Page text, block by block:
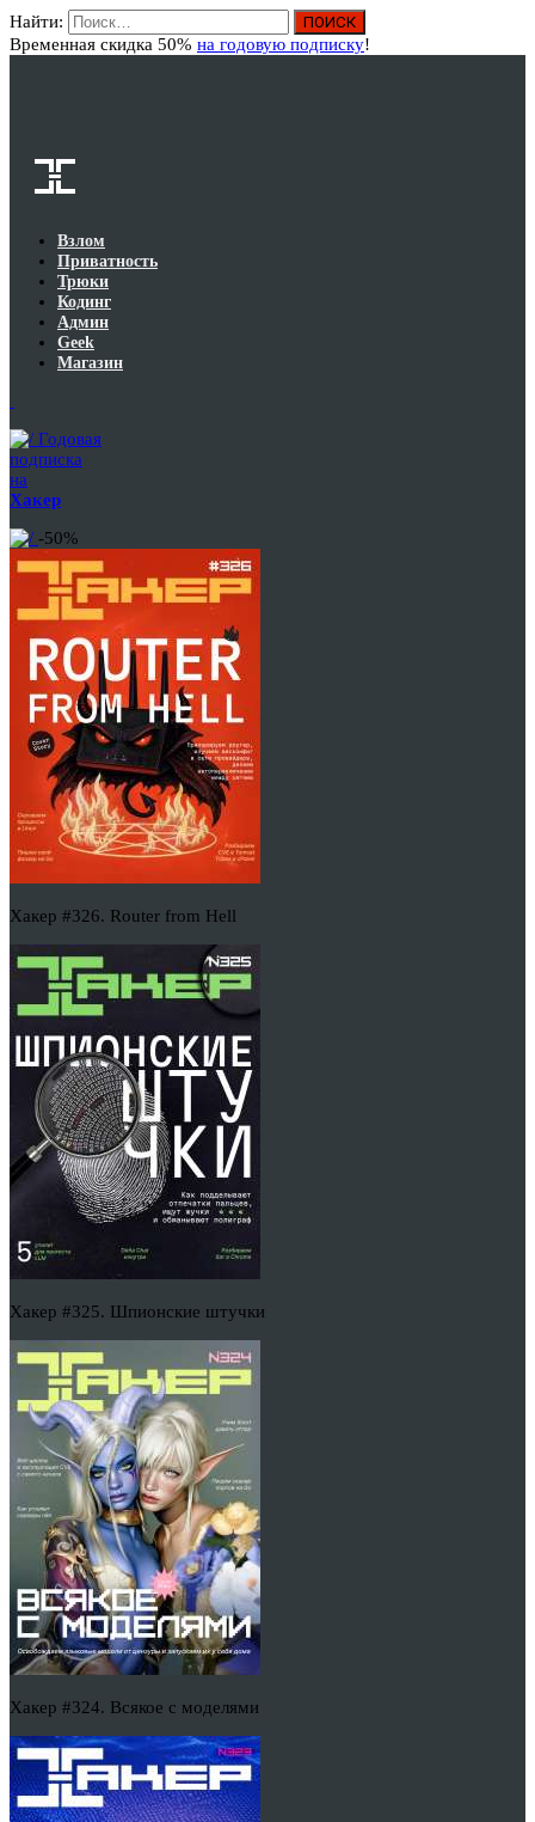
Найти:
Временная скидка 50% на годовую подписку!
Взлом
Приватность
Трюки
Кодинг
Админ
Geek
Магазин
Годовая
подписка
на
Хакер
-50%
Хакер #326. Router from Hell
Хакер #325. Шпионские штучки
Хакер #324. Всякое с моделями